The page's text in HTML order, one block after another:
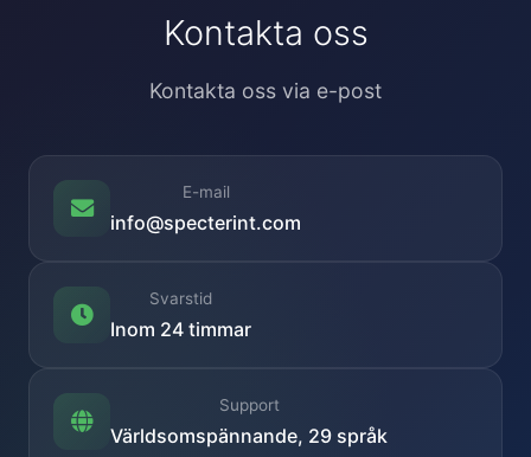
Kontakta oss
Kontakta oss via e-post
E-mail
info@specterint.com
Svarstid
Inom 24 timmar
Support
Världsomspännande, 29 språk